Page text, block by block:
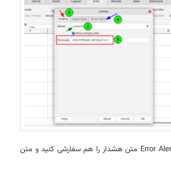
ضمناً می‌توانید در زبانهٔ Error Alert متن هشدار را هم سفارشی کنید و متن